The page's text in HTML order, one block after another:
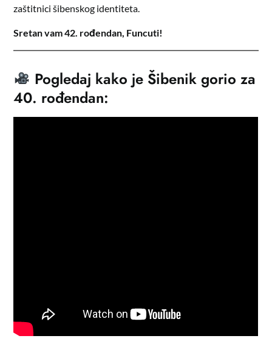
zaštitnici šibenskog identiteta.
Sretan vam 42. rođendan, Funcuti!
Pogledaj kako je Šibenik gorio za
40. rođendan: